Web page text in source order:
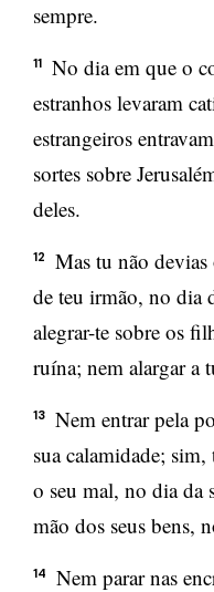
sempre.
11
No dia em que o
estranhos levaram
estrangeiros
sortes sobre
deles.
12
Mas tu não
de teu irmão, no dia
alegrar-te sobre os
ruína; nem alargar a
13
Nem entrar pela
sua calamidade;
o seu mal, no dia da
mão dos seus bens,
14
Nem parar nas